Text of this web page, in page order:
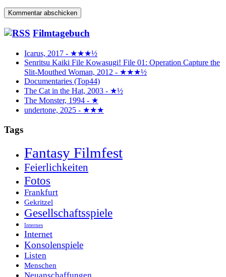
Filmtagebuch
Icarus, 2017 - ★★★½
Senritsu Kaiki File Kowasugi! File 01: Operation Capture the
Slit-Mouthed Woman, 2012 - ★★★½
Documentaries (Top44)
The Cat in the Hat, 2003 - ★½
The Monster, 1994 - ★
undertone, 2025 - ★★★
Tags
Fantasy Filmfest
Feierlichkeiten
Fotos
Frankfurt
Gekritzel
Gesellschaftsspiele
Internes
Internet
Konsolenspiele
Listen
Menschen